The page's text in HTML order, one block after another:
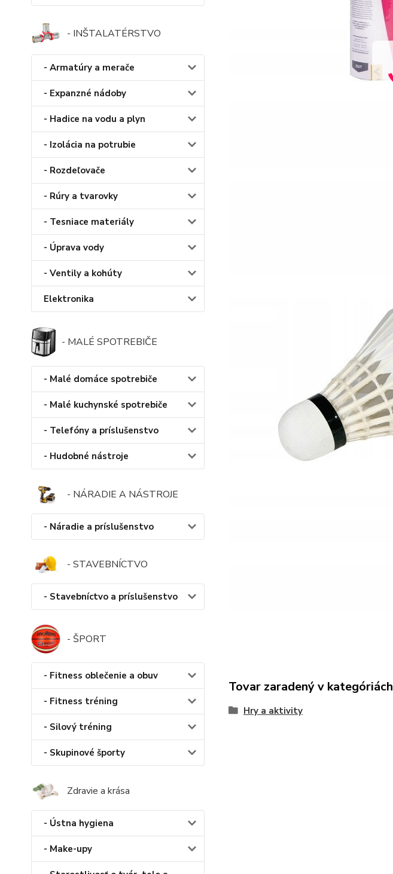
- INŠTALATÉRSTVO
- Armatúry a merače
- Expanzné nádoby
- Hadice na vodu a plyn
- Izolácia na potrubie
- Rozdeľovače
- Rúry a tvarovky
- Tesniace materiály
- Úprava vody
- Ventily a kohúty
Elektronika
- MALÉ SPOTREBIČE
- Malé domáce spotrebiče
- Malé kuchynské spotrebiče
- Telefóny a príslušenstvo
- Hudobné nástroje
- NÁRADIE A NÁSTROJE
- Náradie a príslušenstvo
- STAVEBNÍCTVO
- Stavebníctvo a príslušenstvo
- ŠPORT
- Fitness oblečenie a obuv
- Fitness tréning
- Silový tréning
- Skupinové športy
Zdravie a krása
- Ústna hygiena
- Make-upy
Tovar zaradený v kategóriách
Hry a aktivity